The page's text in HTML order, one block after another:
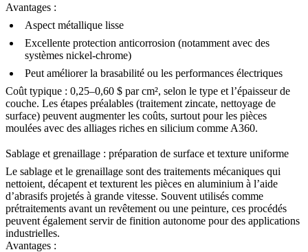
Avantages :
Aspect métallique lisse
Excellente protection anticorrosion (notamment avec des
systèmes nickel-chrome)
Peut améliorer la brasabilité ou les performances électriques
Coût typique : 0,25–0,60 $ par cm², selon le type et l’épaisseur de
couche. Les étapes préalables (traitement zincate, nettoyage de
surface) peuvent augmenter les coûts, surtout pour les pièces
moulées avec des alliages riches en silicium comme A360.
Sablage et grenaillage : préparation de surface et texture uniforme
Le sablage et le grenaillage sont des traitements mécaniques qui
nettoient, décapent et texturent les pièces en aluminium à l’aide
d’abrasifs projetés à grande vitesse. Souvent utilisés comme
prétraitements avant un revêtement ou une peinture, ces procédés
peuvent également servir de finition autonome pour des applications
industrielles.
Avantages :